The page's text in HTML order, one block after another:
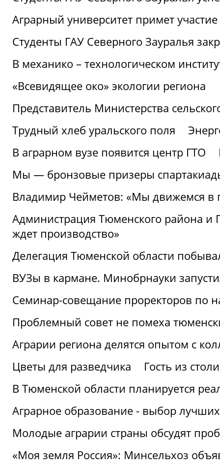
Аграрный университет примет
Студенты ГАУ Северного Зауралья
В механико – технологическом
«Всевидящее око» экологии региона
Представитель Министерства
Трудный хлеб уральского поля
В аграрном вузе появится центр ГТО
Мы — бронзовые призеры
Владимир Чейметов: «Мы движемся в
Администрация Тюменского района и
ждет производство»
Делегация Тюменской области
ВУЗы в кармане. Минобрнауки
Семинар-совещание проректоров по
Проблемный совет не помеха
Аграрии региона делятся опытом с
Цветы для разведчика
Гость из
В Тюменской области планируется
Аграрное образование - выбор лучших
Молодые аграрии страны обсудят
«Моя земля Россия»: Минсельхоз